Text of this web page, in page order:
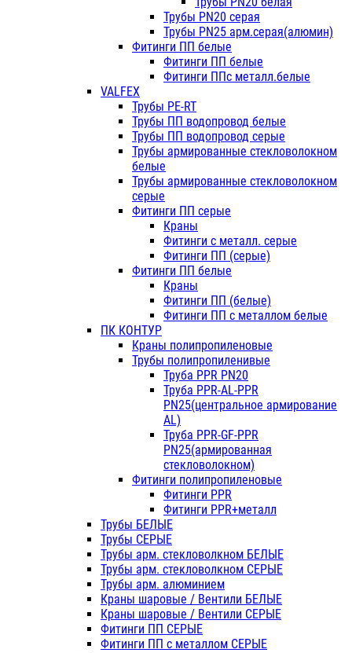
Трубы PN20 серая
Трубы PN25 арм.серая(алюмин)
Фитинги ПП белые
Фитинги ПП белые
Фитинги ППс металл.белые
VALFEX
Трубы PE-RT
Трубы ПП водопровод белые
Трубы ПП водопровод серые
Трубы армированные стекловолокном
белые
Трубы армированные стекловолокном
серые
Фитинги ПП серые
Краны
Фитинги с металл. серые
Фитинги ПП (серые)
Фитинги ПП белые
Краны
Фитинги ПП (белые)
Фитинги ПП с металлом белые
ПК КОНТУР
Краны полипропиленовые
Трубы полипропиленивые
Труба PPR PN20
Труба PPR-AL-PPR
PN25(центральное армирование
AL)
Труба PPR-GF-PPR
PN25(армированная
стекловолокном)
Фитинги полипропиленовые
Фитинги PPR
Фитинги PPR+металл
Трубы БЕЛЫЕ
Трубы СЕРЫЕ
Трубы арм. стекловолкном БЕЛЫЕ
Трубы арм. стекловолкном СЕРЫЕ
Трубы арм. алюминием
Краны шаровые / Вентили БЕЛЫЕ
Краны шаровые / Вентили СЕРЫЕ
Фитинги ПП СЕРЫЕ
Фитинги ПП с металлом СЕРЫЕ